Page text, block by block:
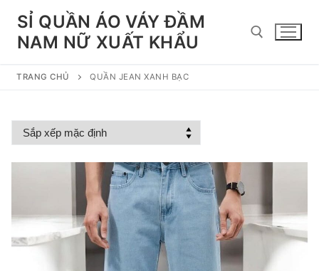
Chuyển
đếnSỈ QUẦN ÁO VÁY ĐẦM
NAM NỮ XUẤT KHẨU
TRANG CHỦ QUẦN JEAN XANH BẠC